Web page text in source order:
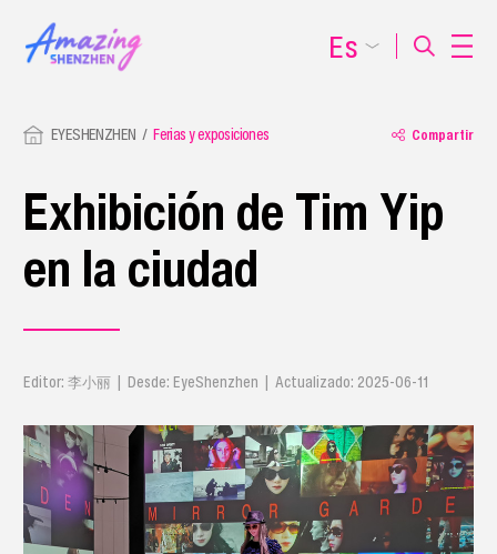
EYESHENZHEN Ferias y exposiciones Compartir
Exhibición de Tim Yip
en la ciudad
Editor: 李小丽 | Desde: EyeShenzhen | Actualizado: 2025-06-11
Es